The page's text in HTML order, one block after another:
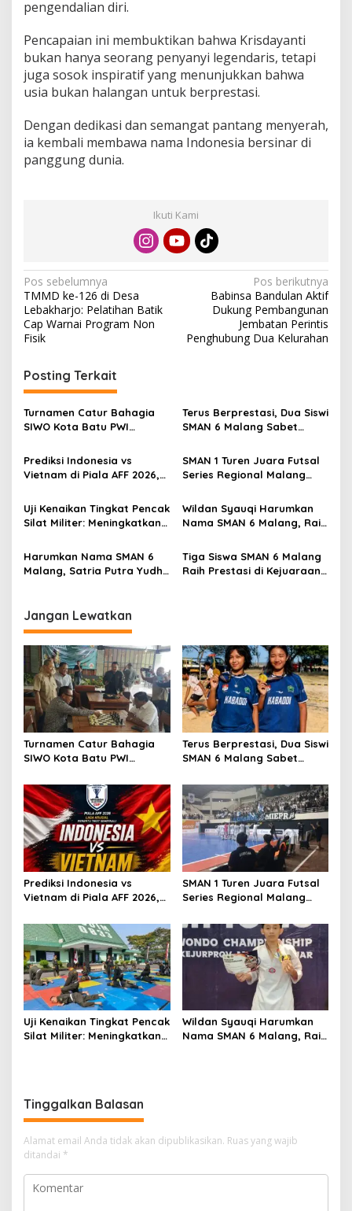
pengendalian diri.
Pencapaian ini membuktikan bahwa Krisdayanti
bukan hanya seorang penyanyi legendaris, tetapi
juga sosok inspiratif yang menunjukkan bahwa
usia bukan halangan untuk berprestasi.
Dengan dedikasi dan semangat pantang menyerah,
ia kembali membawa nama Indonesia bersinar di
panggung dunia.
Ikuti Kami
N
a
v
g
a
s
p
o
s
Pos sebelumnya
TMMD ke-126 di Desa
Lebakharjo: Pelatihan Batik
Cap Warnai Program Non
Fisik
Pos berikutnya
Babinsa Bandulan Aktif
Dukung Pembangunan
Jembatan Perintis
Penghubung Dua Kelurahan
Posting Terkait
Turnamen Catur Bahagia
SIWO Kota Batu PWI
Kolaborasi Lintas Sektor
Terus Berprestasi, Dua Siswi
SMAN 6 Malang Sabet
Beach Jatim 2026
Prediksi Indonesia vs
Vietnam di Piala AFF 2026,
Semifinal Skuad Garuda
SMAN 1 Turen Juara Futsal
Series Regional Malang
Tingkat Nasional
Uji Kenaikan Tingkat Pencak
Silat Militer: Meningkatkan
Ksatria Pengcab Kodim
0833/Kota Malang
Wildan Syauqi Harumkan
Nama SMAN 6 Malang, Raih
Taekwondo Championship
Series I
Harumkan Nama SMAN 6
Malang, Satria Putra Yudha
Tiga Siswa SMAN 6 Malang
Raih Prestasi di Kejuaraan
Jangan Lewatkan
Turnamen Catur Bahagia
SIWO Kota Batu PWI
Kolaborasi Lintas Sektor
Terus Berprestasi, Dua Siswi
SMAN 6 Malang Sabet
Beach Jatim 2026
Prediksi Indonesia vs
Vietnam di Piala AFF 2026,
Semifinal Skuad Garuda
SMAN 1 Turen Juara Futsal
Series Regional Malang
Tingkat Nasional
Uji Kenaikan Tingkat Pencak
Silat Militer: Meningkatkan
Wildan Syauqi Harumkan
Nama SMAN 6 Malang, Raih
Tinggalkan Balasan
Alamat email Anda tidak akan dipublikasikan. Ruas yang wajib
ditandai *